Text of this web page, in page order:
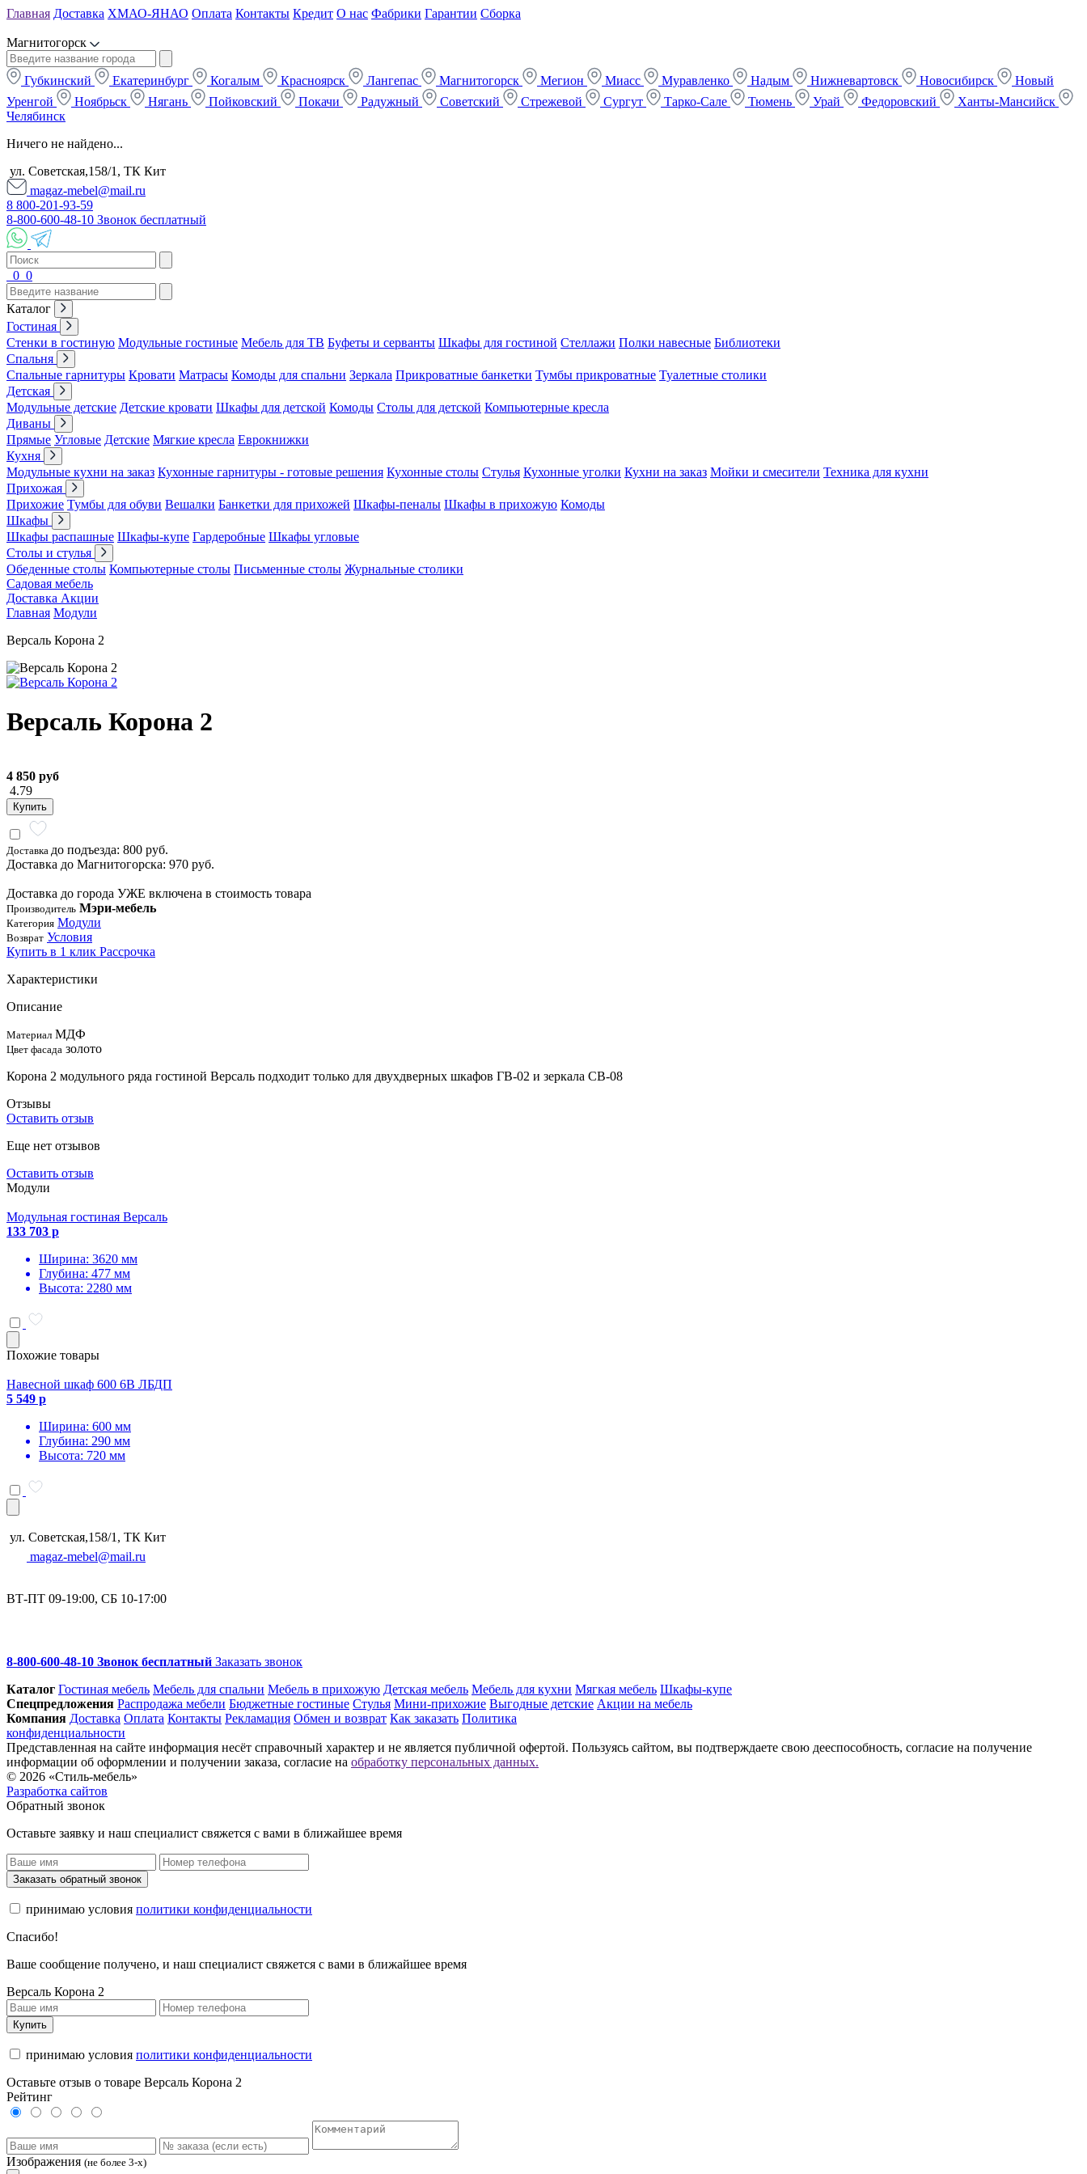
Главная Доставка ХМАО-ЯНАО Оплата Контакты Кредит О нас Фабрики Гарантии Сборка
Магнитогорск
Губкинский Екатеринбург Когалым Красноярск Лангепас Магнитогорск Мегион Миасс Муравленко Надым Нижневартовск Новосибирск
Новый
Уренгой
Ноябрьск Нягань Пойковский Покачи Радужный Советский Стрежевой Сургут Тарко-Сале Тюмень Урай Федоровский
Ханты-Мансийск
Челябинск
Ничего не найдено...
ул. Советская,158/1, ТК Кит
magaz-mebel@mail.ru
8 800-201-93-59
8-800-600-48-10 Звонок бесплатный
0 0
Каталог
Гостиная
Стенки в гостиную Модульные гостиные Мебель для ТВ Буфеты и серванты Шкафы для гостиной Стеллажи Полки навесные Библиотеки
Спальня
Спальные гарнитуры Кровати Матрасы Комоды для спальни Зеркала Прикроватные банкетки Тумбы прикроватные Туалетные столики
Детская
Модульные детские Детские кровати Шкафы для детской Комоды Столы для детской Компьютерные кресла
Диваны
Прямые Угловые Детские Мягкие кресла Еврокнижки
Кухня
Модульные кухни на заказ Кухонные гарнитуры - готовые решения Кухонные столы Стулья Кухонные уголки Кухни на заказ Мойки и смесители Техника для кухни
Прихожая
Прихожие Тумбы для обуви Вешалки Банкетки для прихожей Шкафы-пеналы Шкафы в прихожую Комоды
Шкафы
Шкафы распашные Шкафы-купе Гардеробные Шкафы угловые
Столы и стулья
Обеденные столы Компьютерные столы Письменные столы Журнальные столики
Садовая мебель
Доставка Акции
Главная Модули
Версаль Корона 2
Версаль Корона 2
4 850 руб
4.79
Купить
Доставка до подъезда: 800 руб.
Доставка до Магнитогорска: 970 руб.
Доставка до города УЖЕ включена в стоимость товара
Производитель Мэри-мебель
Категория Модули
Возврат Условия
Купить в 1 клик Рассрочка
Характеристики
Описание
Материал МДФ
Цвет фасада золото
Корона 2 модульного ряда гостиной Версаль подходит только для двухдверных шкафов ГВ-02 и зеркала СВ-08
Отзывы
Оставить отзыв
Еще нет отзывов
Оставить отзыв
Модули
Модульная гостиная Версаль
133 703 р
Ширина: 3620 мм
Глубина: 477 мм
Высота: 2280 мм
Похожие товары
Навесной шкаф 600 6В ЛБДП
5 549 р
Ширина: 600 мм
Глубина: 290 мм
Высота: 720 мм
ул. Советская,158/1, ТК Кит
magaz-mebel@mail.ru
ВТ-ПТ 09-19:00, СБ 10-17:00
8-800-600-48-10 Звонок бесплатный Заказать звонок
Каталог Гостиная мебель Мебель для спальни Мебель в прихожую Детская мебель Мебель для кухни Мягкая мебель Шкафы-купе
Спец­предложения Распродажа мебели Бюджетные гостиные Стулья Мини-прихожие Выгодные детские Акции на мебель
Компания Доставка Оплата Контакты Рекламация Обмен и возврат Как заказать Политика
конфиденциальности
Представленная на сайте информация несёт справочный характер и не является публичной офертой. Пользуясь сайтом, вы подтверждаете свою дееспособность, согласие на получение
информации об оформлении и получении заказа, согласие на обработку персональных данных.
© 2026 «Стиль-мебель»
Разработка сайтов
Обратный звонок
Оставьте заявку и наш специалист свяжется с вами в ближайшее время
Заказать обратный звонок
принимаю условия политики конфиденциальности
Спасибо!
Ваше сообщение получено, и наш специалист свяжется с вами в ближайшее время
Версаль Корона 2
Купить
принимаю условия политики конфиденциальности
Оставьте отзыв о товаре Версаль Корона 2
Рейтинг
Изображения (не более 3-х)